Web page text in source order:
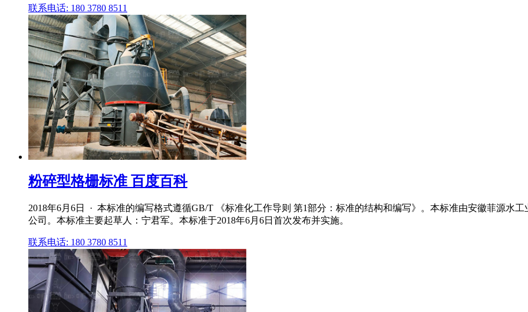
联系电话: 180 3780 8511
粉碎型格栅标准 百度百科
2018年6月6日 · 本标准的编写格式遵循GB/T 《标准化工作导则 第1部分：标准的结构和编写》。本标准由安徽菲源水
公司。本标准主要起草人：宁君军。本标准于2018年6月6日首次发布并实施。
联系电话: 180 3780 8511